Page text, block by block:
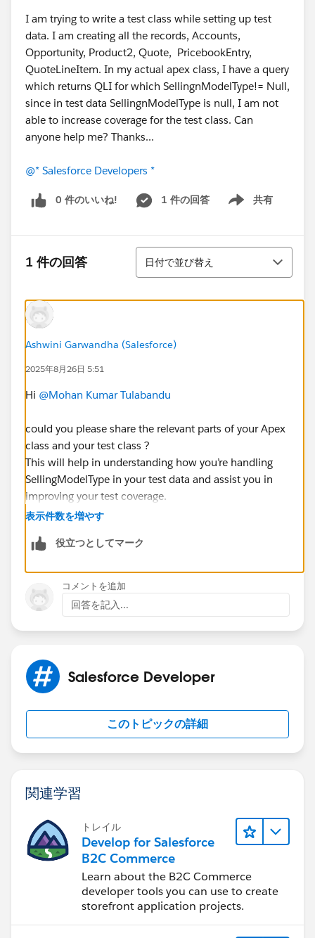
I am trying to write a test class while setting up test
data. I am creating all the records, Accounts,
Opportunity, Product2, Quote, PricebookEntry,
QuoteLineItem. In my actual apex class, I have a query
which returns QLI for which SellingnModelType!= Null,
since in test data SellingnModelType is null, I am not
able to increase coverage for the test class. Can
anyone help me? Thanks...
@* Salesforce Developers *
0 件のいいね! 1 件の回答 共有
Show menu
1 件の回答
並び替え
日付で並び替え
Ashwini Garwandha (Salesforce)
2025年8月26日 5:51
Hi @Mohan Kumar Tulabandu
could you please share the relevant parts of your Apex
class and your test class ?
This will help in understanding how you’re handling
SellingModelType in your test data and assist you in
improving your test coverage.
表示件数を増やす
役立つとしてマーク
コメントを追加
回答を記入...
Salesforce Developer
このトピックの詳細
関連学習
トレイル
Develop for Salesforce
B2C Commerce
Learn about the B2C Commerce
developer tools you can use to create
storefront application projects.